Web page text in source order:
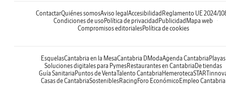
ContactarQuiénes somosAviso legalAccesibilidadReglamento UE 2024/
Condiciones de usoPolítica de privacidadPublicidadMapa web
Compromisos editorialesPolítica de cookies
EsquelasCantabria en la MesaCantabria DModaAgenda CantabriaPlayas
Soluciones digitales para PymesRestaurantes en CantabriaDe tiendas
Guía SanitariaPuntos de VentaTalento CantabriaHemeroteca
Casas de CantabriaSosteniblesRacingForo EconómicoEmpleo Cantabria